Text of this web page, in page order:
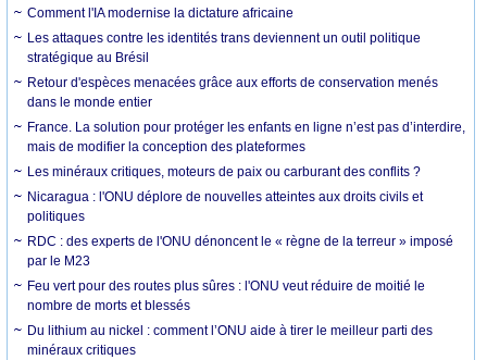
Comment l'IA modernise la dictature africaine
Les attaques contre les identités trans deviennent un outil politique
stratégique au Brésil
Retour d'espèces menacées grâce aux efforts de conservation menés
dans le monde entier
France. La solution pour protéger les enfants en ligne n’est pas d’interdire,
mais de modifier la conception des plateformes
Les minéraux critiques, moteurs de paix ou carburant des conflits ?
Nicaragua : l'ONU déplore de nouvelles atteintes aux droits civils et
politiques
RDC : des experts de l'ONU dénoncent le « règne de la terreur » imposé
par le M23
Feu vert pour des routes plus sûres : l'ONU veut réduire de moitié le
nombre de morts et blessés
Du lithium au nickel : comment l’ONU aide à tirer le meilleur parti des
minéraux critiques